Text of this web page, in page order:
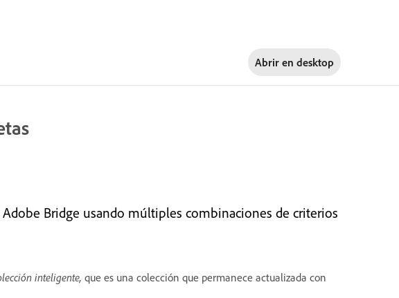
Abrir en desktop
Bridge usando múltiples combinaciones de criterios
inteligente, que es una colección que permanece actualizada con